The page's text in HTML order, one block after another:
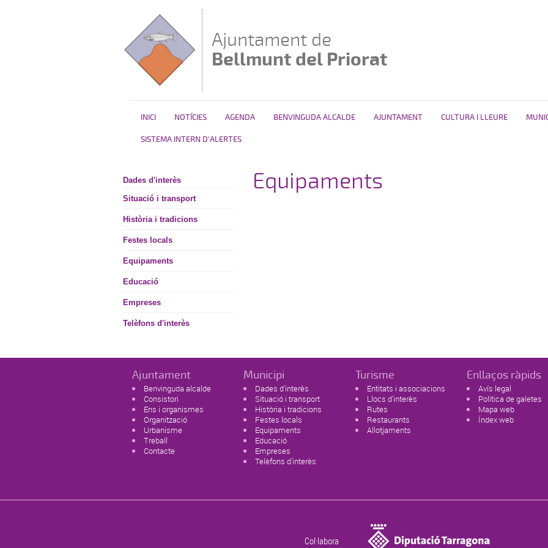
Ajuntament de
Bellmunt del Priorat
INICI NOTÍCIES AGENDA BENVINGUDA ALCALDE AJUNTAMENT CULTURA I LLEURE
SISTEMA INTERN D'ALERTES
Dades d'interès
Situació i transport
Història i tradicions
Festes locals
Equipaments
Educació
Empreses
Telèfons d'interès
Equipaments
Ajuntament
Benvinguda alcalde
Consistori
Ens i organismes
Organització
Urbanisme
Treball
Contacte
Municipi
Dades d'interès
Situació i transport
Història i tradicions
Festes locals
Equipaments
Educació
Empreses
Telèfons d'interès
Turisme
Entitats i associacions
Llocs d'interès
Rutes
Restaurants
Allotjaments
Enllaços ràpids
Avís legal
Política de galetes
Mapa web
Índex web
Col·labora